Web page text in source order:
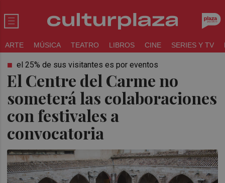
ARTE MÚSICA TEATRO LIBROS CINE SERIES Y TV
El Centre del Carme no
someterá las colaboraciones
con festivales a
convocatoria
el 25% de sus visitantes es por eventos